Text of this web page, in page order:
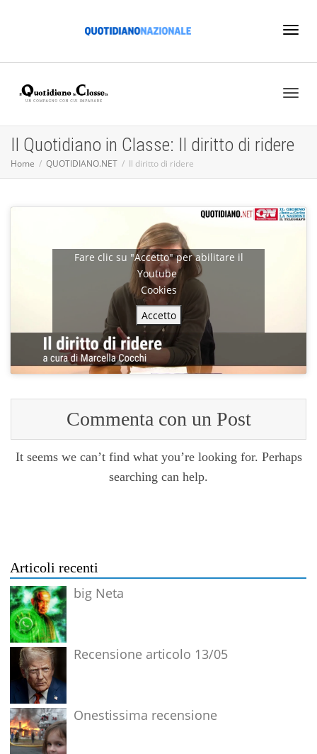
Il Quotidiano in Classe: Il diritto di ridere
Home QUOTIDIANO.NET Il diritto di ridere
Fare clic su "Accetto" per abilitare il
Youtube
Cookies
Accetto
Commenta con un Post
It seems we can’t find what you’re looking for. Perhaps
searching can help.
Articoli recenti
big Neta
Recensione articolo 13/05
Onestissima recensione